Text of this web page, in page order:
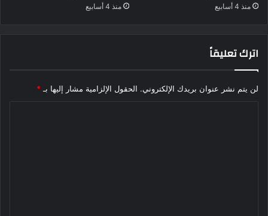
منذ 4 أسابيع منذ 4 أسابيع
اترك تعليقاً
لن يتم نشر عنوان بريدك الإلكتروني. الحقول الإلزامية مشار إليها بـ *